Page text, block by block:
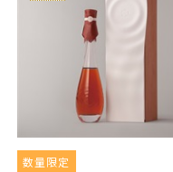
数量限定